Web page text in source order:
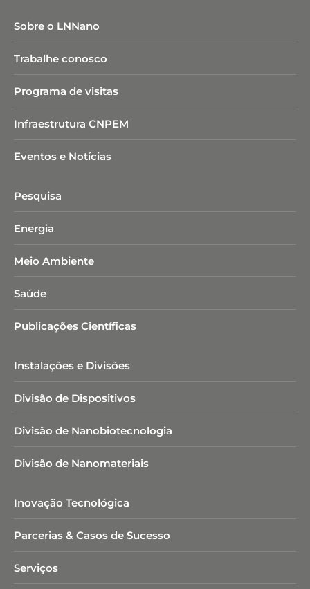
Sobre o LNNano
Trabalhe conosco
Programa de visitas
Infraestrutura CNPEM
Eventos e Notícias
Pesquisa
Energia
Meio Ambiente
Saúde
Publicações Científicas
Instalações e Divisões
Divisão de Dispositivos
Divisão de Nanobiotecnologia​
Divisão de Nanomateriais
Inovação Tecnológica
Parcerias & Casos de Sucesso
Serviços